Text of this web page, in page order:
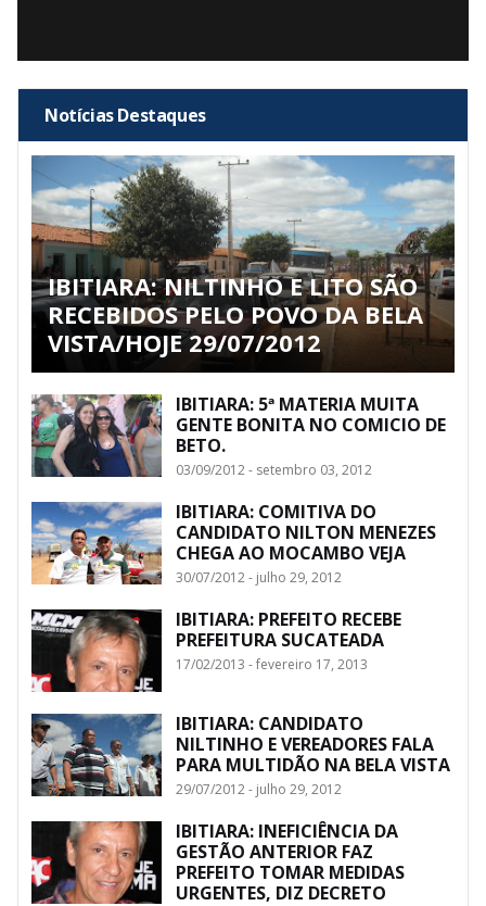
Notícias Destaques
IBITIARA: NILTINHO E LITO SÃO
RECEBIDOS PELO POVO DA BELA
VISTA/HOJE 29/07/2012
IBITIARA: 5ª MATERIA MUITA
GENTE BONITA NO COMICIO DE
BETO.
03/09/2012 - setembro 03, 2012
IBITIARA: COMITIVA DO
CANDIDATO NILTON MENEZES
CHEGA AO MOCAMBO VEJA
30/07/2012 - julho 29, 2012
IBITIARA: PREFEITO RECEBE
PREFEITURA SUCATEADA
17/02/2013 - fevereiro 17, 2013
IBITIARA: CANDIDATO
NILTINHO E VEREADORES FALA
PARA MULTIDÃO NA BELA VISTA
29/07/2012 - julho 29, 2012
IBITIARA: INEFICIÊNCIA DA
GESTÃO ANTERIOR FAZ
PREFEITO TOMAR MEDIDAS
URGENTES, DIZ DECRETO